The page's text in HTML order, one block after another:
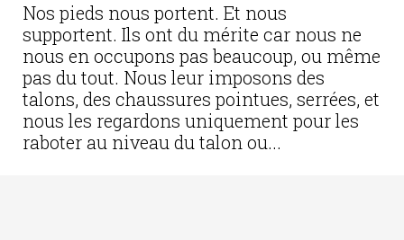
Nos pieds nous portent. Et nous
supportent. Ils ont du mérite car nous ne
nous en occupons pas beaucoup, ou même
pas du tout. Nous leur imposons des
talons, des chaussures pointues, serrées, et
nous les regardons uniquement pour les
raboter au niveau du talon ou...